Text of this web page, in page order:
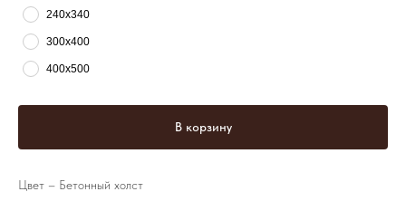
240х340
300х400
400х500
В корзину
Цвет – Бетонный холст